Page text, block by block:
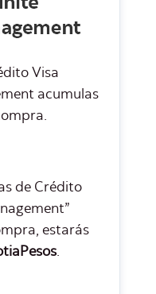
Visa
acumulas
de Crédito
estarás
.